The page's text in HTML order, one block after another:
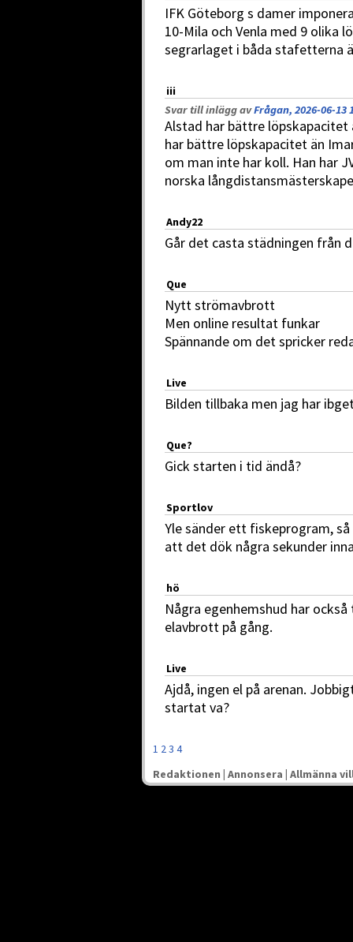
IFK Göteborg s damer
10-Mila och Venla med 9 olika
segrarlaget i båda stafetterna
iii
Svar till inlägg avFrågan, 2026-06-13
Alstad har bättre löpskapacitet
har bättre löpskapacitet än
om man inte har koll. Han har
norska
Andy22
Går det casta städningen från
Que
Nytt strömavbrott
Men online resultat funkar
Spännande om det spricker
Live
Bilden tillbaka men jag har
Que?
Gick starten i tid ändå?
Sportlov
Yle sänder ett fiskeprogram,
att det dök några sekunder
hö
Några egenhemshud har
elavbrott på gång.
Live
Ajdå, ingen el på arenan.
startat va?
1 23 4
Redaktionen | Annonsera | Allmänna